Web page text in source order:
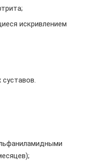
искривлением